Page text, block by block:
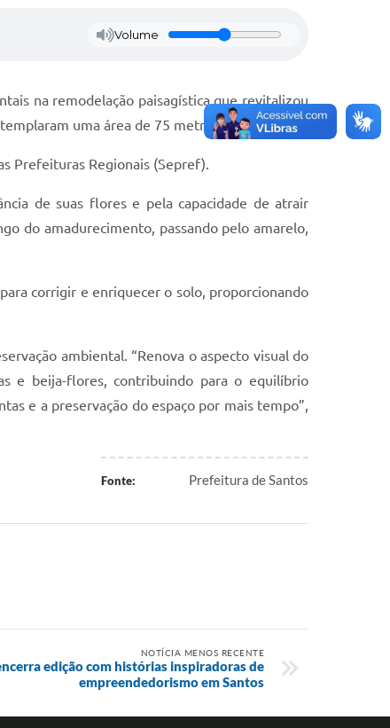
Volume
na remodelação paisagística que revitalizou
uma área de 75 metros quadrados.
Prefeituras Regionais (Sepref).
de suas flores e pela capacidade de atrair
do amadurecimento, passando pelo amarelo,
corrigir e enriquecer o solo, proporcionando
ambiental. “Renova o aspecto visual do
e beija-flores, contribuindo para o equilíbrio
e a preservação do espaço por mais tempo”,
Fonte: Prefeitura de Santos
NOTÍCIA MENOS RECENTE
edição com histórias inspiradoras de
empreendedorismo em Santos